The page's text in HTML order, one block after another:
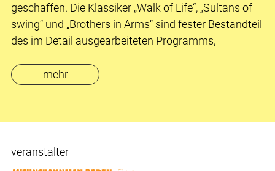
geschaffen. Die Klassiker „Walk of Life“, „Sultans of
swing“ und „Brothers in Arms“ sind fester Bestandteil
des im Detail ausgearbeiteten Programms,
mehr
veranstalter